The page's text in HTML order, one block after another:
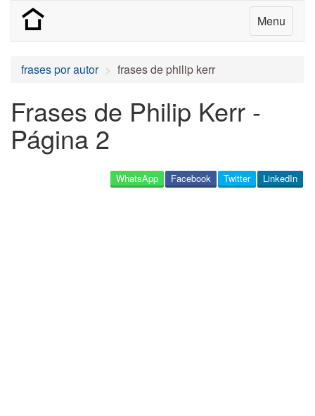
Menu
frases por autor frases de philip kerr
Frases de Philip Kerr -
Página 2
LinkedIn
Twitter
Facebook
WhatsApp